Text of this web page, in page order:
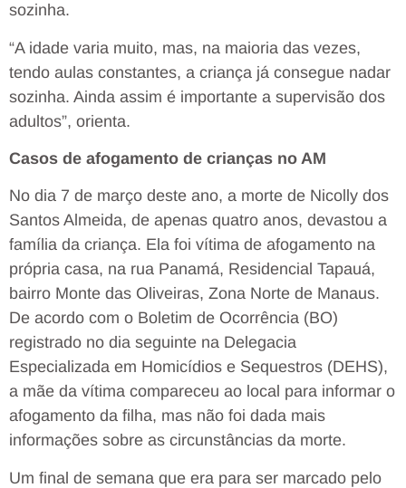
sozinha.
“A idade varia muito, mas, na maioria das vezes,
tendo aulas constantes, a criança já consegue nadar
sozinha. Ainda assim é importante a supervisão dos
adultos”, orienta.
Casos de afogamento de crianças no AM
No dia 7 de março deste ano, a morte de Nicolly dos
Santos Almeida, de apenas quatro anos, devastou a
família da criança. Ela foi vítima de afogamento na
própria casa, na rua Panamá, Residencial Tapauá,
bairro Monte das Oliveiras, Zona Norte de Manaus.
De acordo com o Boletim de Ocorrência (BO)
registrado no dia seguinte na Delegacia
Especializada em Homicídios e Sequestros (DEHS),
a mãe da vítima compareceu ao local para informar o
afogamento da filha, mas não foi dada mais
informações sobre as circunstâncias da morte.
Um final de semana que era para ser marcado pelo